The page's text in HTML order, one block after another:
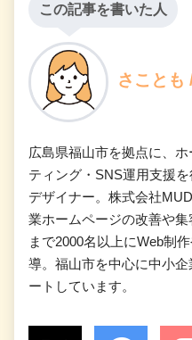
この記事を書いた人
さことも
広島県福山市を拠点に、
ティング・SNS運用支援
デザイナー。株式会社
業ホームページの改善や
まで2000名以上にWeb制
導。福山市を中心に中小
ートしています。